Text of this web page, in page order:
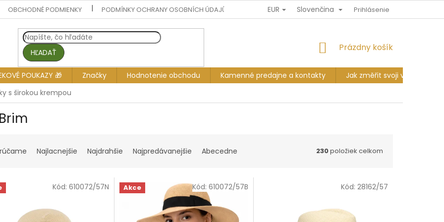
OBCHODNÉ PODMIENKY PODMÍNKY OCHRANY OSOBNÍCH ÚDAJŮ DOPRAVA A PLATBA VÝMĚNA A VRÁCENÍ
EUR Slovenčina Prihlásenie
HĽADAŤ
NÁKUPNÝ
Prázdny košík
POUKAZY 🎁 Značky Hodnotenie obchodu Kamenné predajne a kontakty
Jak změřit svoji velikost?
s širokou krempou
Najlacnejšie Najdrahšie Najpredávanejšie Abecedne 230položiek celkom
Kód: 610072/57N Akce Kód: 610072/57B Kód: 28162/57